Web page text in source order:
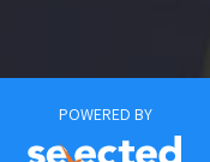
POWERED BY